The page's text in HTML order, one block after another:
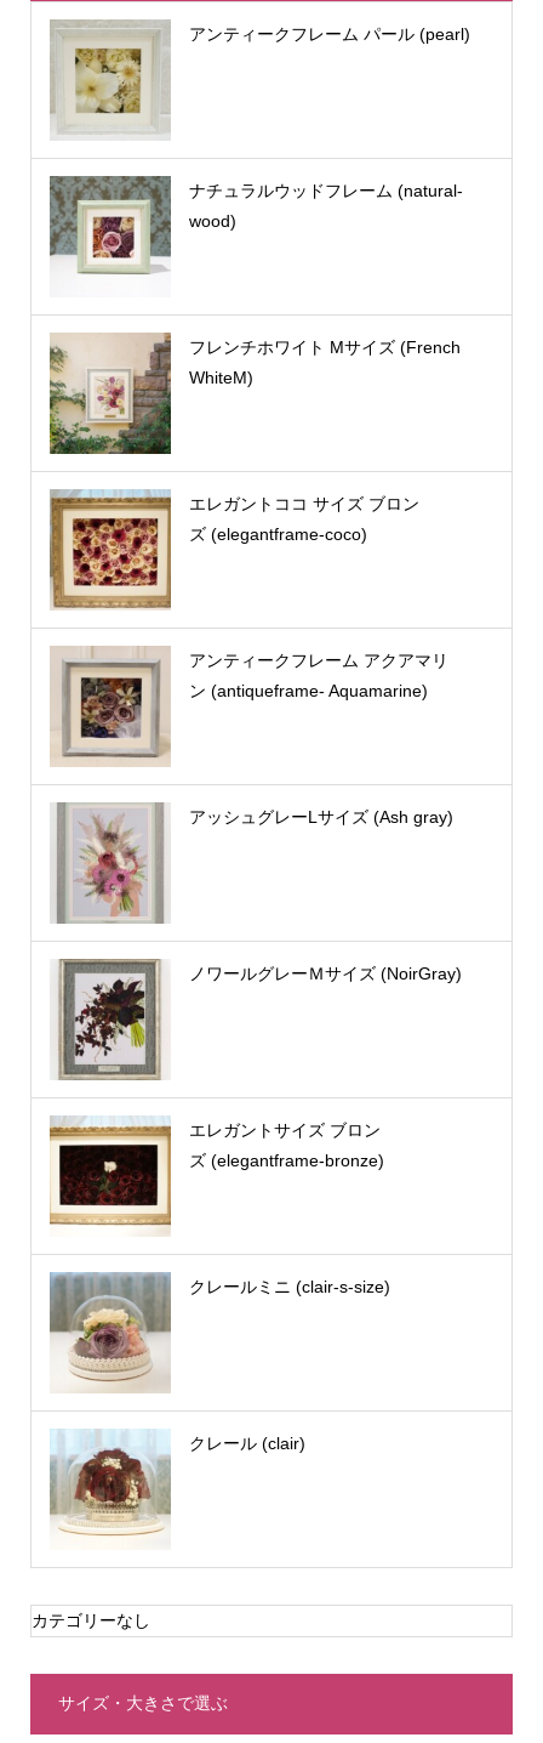
アンティークフレーム パール (pearl)
ナチュラルウッドフレーム (natural-
wood)
フレンチホワイト Mサイズ (French
WhiteM)
エレガントココ サイズ ブロン
ズ (elegantframe-coco)
アンティークフレーム アクアマリ
ン (antiqueframe- Aquamarine)
アッシュグレーLサイズ (Ash gray)
ノワールグレーＭサイズ (NoirGray)
エレガントサイズ ブロン
ズ (elegantframe-bronze)
クレールミニ (clair-s-size)
クレール (clair)
カテゴリーなし
サイズ・大きさで選ぶ